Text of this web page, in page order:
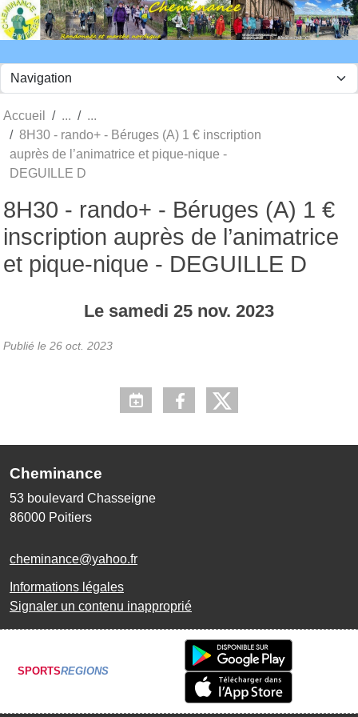
Accueil
8H30 - rando+ - Béruges (A) 1 € inscription
auprès de l’animatrice et pique-nique -
DEGUILLE D
8H30 - rando+ - Béruges (A) 1 €
inscription auprès de l’animatrice
et pique-nique - DEGUILLE D
Le samedi 25 nov. 2023
Publié le 26 oct. 2023
Cheminance
53 boulevard Chasseigne
86000 Poitiers
cheminance@yahoo.fr
Informations légales
Signaler un contenu inapproprié
SPORTSREGIONS
Panneau de gestion des cookies